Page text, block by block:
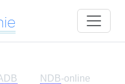
NDB-online